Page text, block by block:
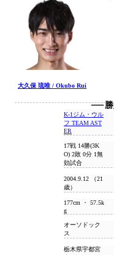
大久保 琉唯 / Okubo Rui
K-1ジム・ウル
フ TEAM AST
ER
17戦 14勝(3K
O) 2敗 0分 1無
効試合
2004.9.12 （21
歳）
177cm ・ 57.5k
g
オーソドック
ス
栃木県宇都宮